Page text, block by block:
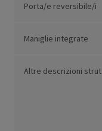
Porta/e reversibile/i
Maniglie integrate
Altre descrizioni